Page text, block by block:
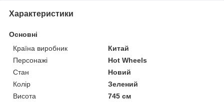
Характеристики
Основні
Країна виробник
Китай
Персонажі
Hot Wheels
Стан
Новий
Колір
Зелений
Висота
745 см